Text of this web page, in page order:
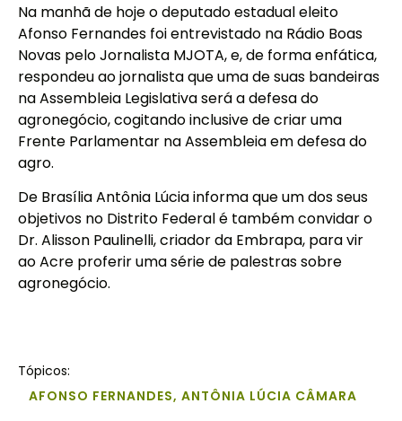
Na manhã de hoje o deputado estadual eleito
Afonso Fernandes foi entrevistado na Rádio Boas
Novas pelo Jornalista MJOTA, e, de forma enfática,
respondeu ao jornalista que uma de suas bandeiras
na Assembleia Legislativa será a defesa do
agronegócio, cogitando inclusive de criar uma
Frente Parlamentar na Assembleia em defesa do
agro.
De Brasília Antônia Lúcia informa que um dos seus
objetivos no Distrito Federal é também convidar o
Dr. Alisson Paulinelli, criador da Embrapa, para vir
ao Acre proferir uma série de palestras sobre
agronegócio.
Tópicos:
AFONSO FERNANDES, ANTÔNIA LÚCIA CÂMARA